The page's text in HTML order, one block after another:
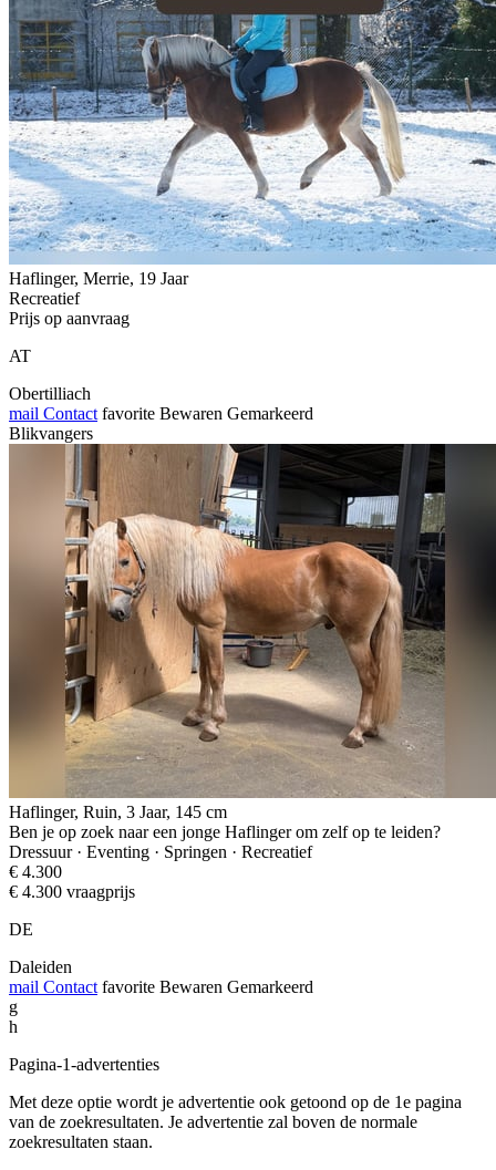
Haflinger, Merrie, 19 Jaar
Recreatief
Prijs op aanvraag
AT
Obertilliach
mail Contact favorite Bewaren Gemarkeerd
Blikvangers
Haflinger, Ruin, 3 Jaar, 145 cm
Ben je op zoek naar een jonge Haflinger om zelf op te leiden?
Dressuur · Eventing · Springen · Recreatief
€ 4.300
€ 4.300 vraagprijs
DE
Daleiden
mail Contact favorite Bewaren Gemarkeerd
g
h
Pagina-1-advertenties
Met deze optie wordt je advertentie ook getoond op de 1e pagina
van de zoekresultaten. Je advertentie zal boven de normale
zoekresultaten staan.